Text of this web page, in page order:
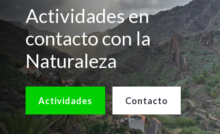
Actividades en
contacto con la
Naturaleza
Actividades Contacto